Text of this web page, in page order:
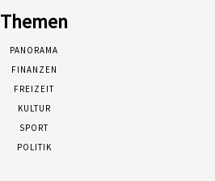
Themen
PANORAMA
FINANZEN
FREIZEIT
KULTUR
SPORT
POLITIK